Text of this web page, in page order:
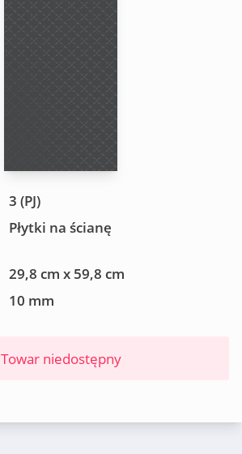
3 (PJ)
Płytki na ścianę
29,8 cm x 59,8 cm
10 mm
Towar niedostępny